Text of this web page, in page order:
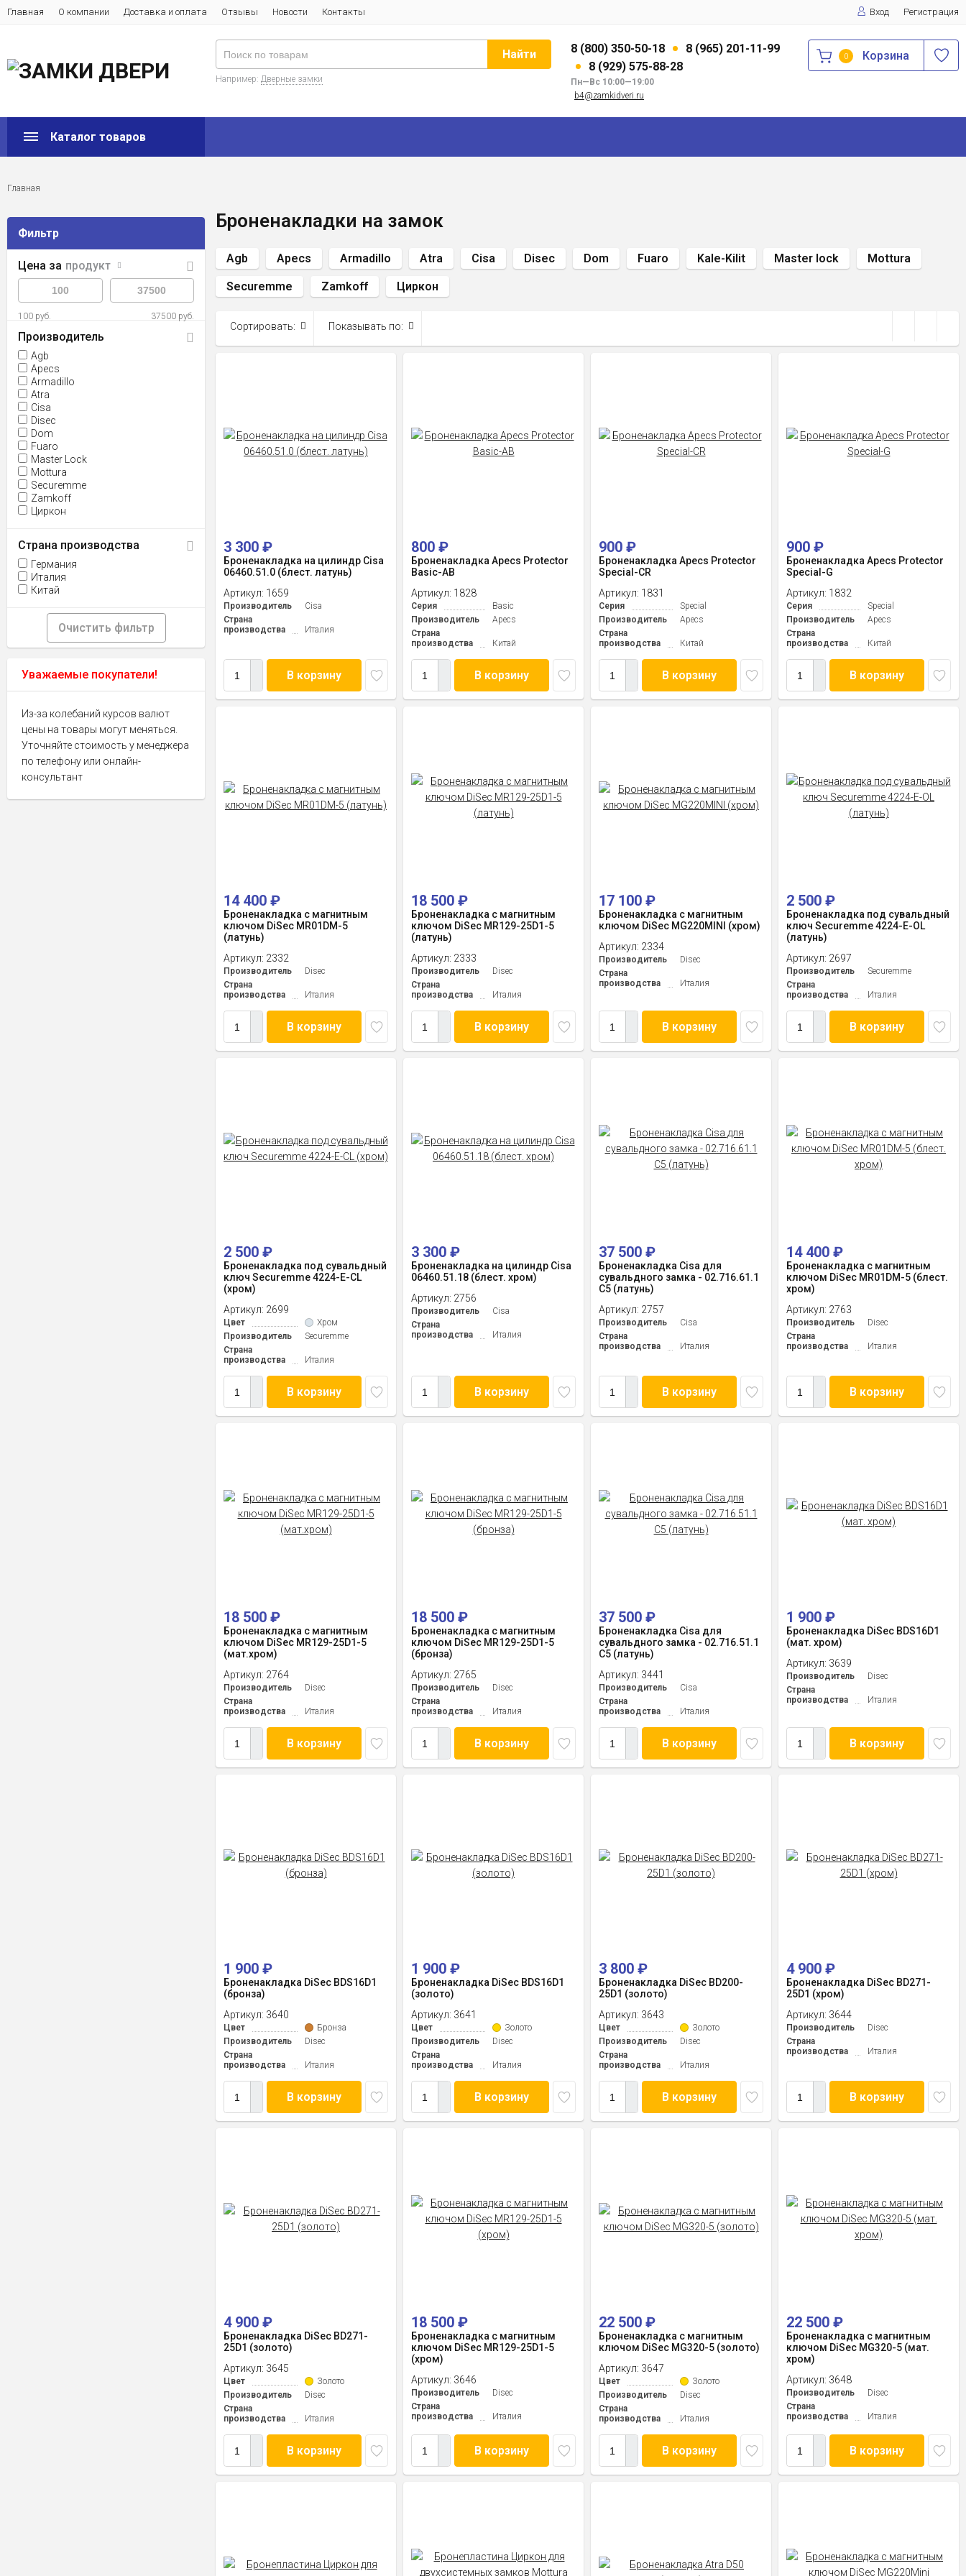
Главная О компании Доставка и оплата Отзывы Новости Контакты Вход Регистрация
8 (800) 350-50-18
8 (965) 201-11-99
8 (929) 575-88-28
Пн—Вс 10:00—19:00
b4@zamkidveri.ru
Найти
Например: Дверные замки
0 Корзина
Каталог товаров
Главная
Фильтр
Цена за продукт
100 руб. 37500 руб.
Производитель
Agb
Apecs
Armadillo
Atra
Cisa
Disec
Dom
Fuaro
Master Lock
Mottura
Securemme
Zamkoff
Циркон
Страна производства
Германия
Италия
Китай
Очистить фильтр
Уважаемые покупатели!
Из-за колебаний курсов валют
цены на товары могут меняться.
Уточняйте стоимость у менеджера
по телефону или онлайн-
консультант
Броненакладки на замок
Agb Apecs Armadillo Atra Cisa Disec Dom Fuaro Kale-Kilit Master lock Mottura
Securemme Zamkoff Циркон
Сортировать: Показывать по:
3 300 ₽
Броненакладка на цилиндр Cisa
06460.51.0 (блест. латунь)
Артикул: 1659
Производитель
Cisa
Страна
производства
Италия
В корзину
800 ₽
Броненакладка Apecs Protector
Basic-AB
Артикул: 1828
Серия
Basic
Производитель
Apecs
Страна
производства
Китай
В корзину
900 ₽
Броненакладка Apecs Protector
Special-CR
Артикул: 1831
Серия
Special
Производитель
Apecs
Страна
производства
Китай
В корзину
900 ₽
Броненакладка Apecs Protector
Special-G
Артикул: 1832
Серия
Special
Производитель
Apecs
Страна
производства
Китай
В корзину
14 400 ₽
Броненакладка с магнитным
ключом DiSec MR01DM-5
(латунь)
Артикул: 2332
Производитель
Disec
Страна
производства
Италия
В корзину
18 500 ₽
Броненакладка с магнитным
ключом DiSec MR129-25D1-5
(латунь)
Артикул: 2333
Производитель
Disec
Страна
производства
Италия
В корзину
17 100 ₽
Броненакладка с магнитным
ключом DiSec MG220MINI (хром)
Артикул: 2334
Производитель
Disec
Страна
производства
Италия
В корзину
2 500 ₽
Броненакладка под сувальдный
ключ Securemme 4224-E-OL
(латунь)
Артикул: 2697
Производитель
Securemme
Страна
производства
Италия
В корзину
2 500 ₽
Броненакладка под сувальдный
ключ Securemme 4224-E-CL
(хром)
Артикул: 2699
Цвет
Хром
Производитель
Securemme
Страна
производства
Италия
В корзину
3 300 ₽
Броненакладка на цилиндр Cisa
06460.51.18 (блест. хром)
Артикул: 2756
Производитель
Cisa
Страна
производства
Италия
В корзину
37 500 ₽
Броненакладка Cisa для
сувальдного замка - 02.716.61.1
С5 (латунь)
Артикул: 2757
Производитель
Cisa
Страна
производства
Италия
В корзину
14 400 ₽
Броненакладка с магнитным
ключом DiSec MR01DM-5 (блест.
хром)
Артикул: 2763
Производитель
Disec
Страна
производства
Италия
В корзину
18 500 ₽
Броненакладка с магнитным
ключом DiSec MR129-25D1-5
(мат.хром)
Артикул: 2764
Производитель
Disec
Страна
производства
Италия
В корзину
18 500 ₽
Броненакладка с магнитным
ключом DiSec MR129-25D1-5
(бронза)
Артикул: 2765
Производитель
Disec
Страна
производства
Италия
В корзину
37 500 ₽
Броненакладка Cisa для
сувальдного замка - 02.716.51.1
С5 (латунь)
Артикул: 3441
Производитель
Cisa
Страна
производства
Италия
В корзину
1 900 ₽
Броненакладка DiSec BDS16D1
(мат. хром)
Артикул: 3639
Производитель
Disec
Страна
производства
Италия
В корзину
1 900 ₽
Броненакладка DiSec BDS16D1
(бронза)
Артикул: 3640
Цвет
Бронза
Производитель
Disec
Страна
производства
Италия
В корзину
1 900 ₽
Броненакладка DiSec BDS16D1
(золото)
Артикул: 3641
Цвет
Золото
Производитель
Disec
Страна
производства
Италия
В корзину
3 800 ₽
Броненакладка DiSec BD200-
25D1 (золото)
Артикул: 3643
Цвет
Золото
Производитель
Disec
Страна
производства
Италия
В корзину
4 900 ₽
Броненакладка DiSec BD271-
25D1 (хром)
Артикул: 3644
Производитель
Disec
Страна
производства
Италия
В корзину
4 900 ₽
Броненакладка DiSec BD271-
25D1 (золото)
Артикул: 3645
Цвет
Золото
Производитель
Disec
Страна
производства
Италия
В корзину
18 500 ₽
Броненакладка с магнитным
ключом DiSec MR129-25D1-5
(хром)
Артикул: 3646
Производитель
Disec
Страна
производства
Италия
В корзину
22 500 ₽
Броненакладка с магнитным
ключом DiSec MG320-5 (золото)
Артикул: 3647
Цвет
Золото
Производитель
Disec
Страна
производства
Италия
В корзину
22 500 ₽
Броненакладка с магнитным
ключом DiSec MG320-5 (мат.
хром)
Артикул: 3648
Производитель
Disec
Страна
производства
Италия
В корзину